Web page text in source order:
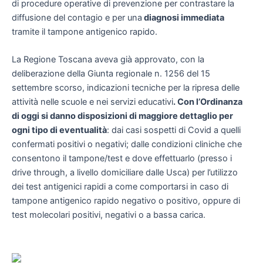
di procedure operative di prevenzione per contrastare la
diffusione del contagio e per una diagnosi immediata
tramite il tampone antigenico rapido.
La Regione Toscana aveva già approvato, con la
deliberazione della Giunta regionale n. 1256 del 15
settembre scorso, indicazioni tecniche per la ripresa delle
attività nelle scuole e nei servizi educativi. Con l’Ordinanza
di oggi si danno disposizioni di maggiore dettaglio per
ogni tipo di eventualità: dai casi sospetti di Covid a quelli
confermati positivi o negativi; dalle condizioni cliniche che
consentono il tampone/test e dove effettuarlo (presso i
drive through, a livello domiciliare dalle Usca) per l’utilizzo
dei test antigenici rapidi a come comportarsi in caso di
tampone antigenico rapido negativo o positivo, oppure di
test molecolari positivi, negativi o a bassa carica.